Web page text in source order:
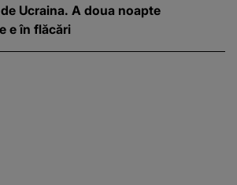
Ucraina. A doua noapte
e în flăcări